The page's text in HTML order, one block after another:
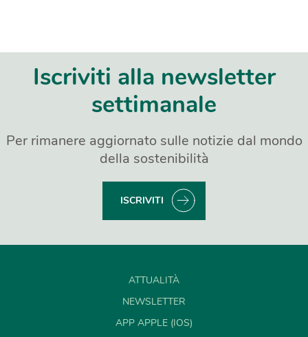
Iscriviti alla newsletter
settimanale
Per rimanere aggiornato sulle notizie dal mondo
della sostenibilità
ISCRIVITI
ATTUALITÀ
NEWSLETTER
APP APPLE (IOS)